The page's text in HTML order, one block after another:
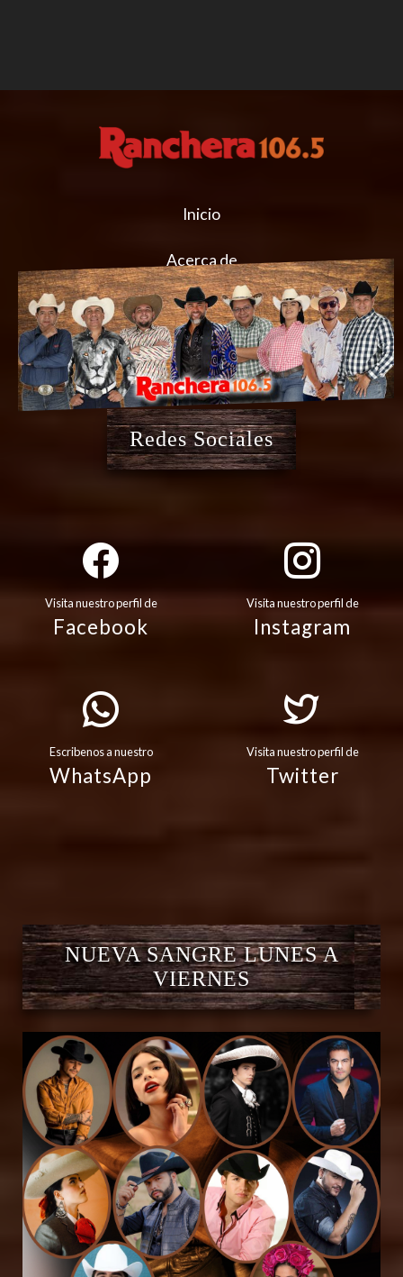
Inicio
Acerca de
Redes Sociales
Visita nuestro perfil de
Facebook
Visita nuestro perfil de
Instagram
Escribenos a nuestro
WhatsApp
Visita nuestro perfil de
Twitter
NUEVA SANGRE LUNES A
VIERNES